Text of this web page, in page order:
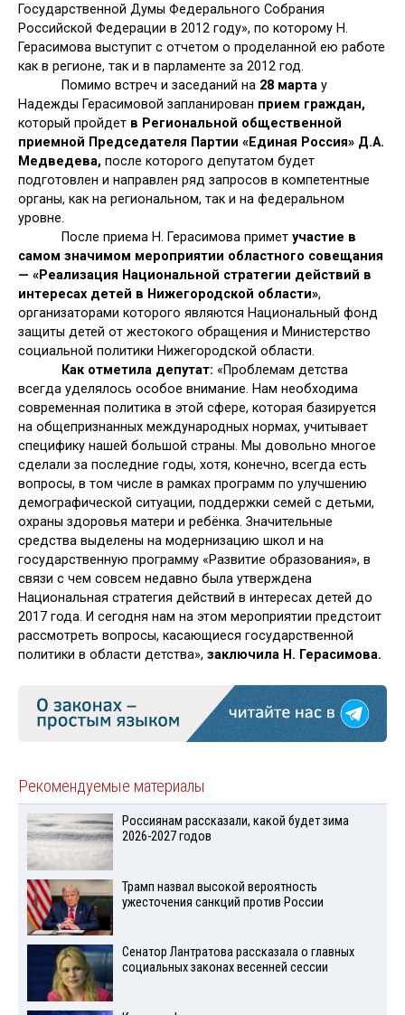
Государственной Думы Федерального Собрания
Российской Федерации в 2012 году», по которому Н.
Герасимова выступит с отчетом о проделанной ею работе
как в регионе, так и в парламенте за 2012 год.
Помимо встреч и заседаний на 28 марта у
Надежды Герасимовой запланирован прием граждан,
который пройдет в Региональной общественной
приемной Председателя Партии «Единая Россия» Д.А.
Медведева, после которого депутатом будет
подготовлен и направлен ряд запросов в компетентные
органы, как на региональном, так и на федеральном
уровне.
После приема Н. Герасимова примет участие в
самом значимом мероприятии областного совещания
— «Реализация Национальной стратегии действий в
интересах детей в Нижегородской области»,
организаторами которого являются Национальный фонд
защиты детей от жестокого обращения и Министерство
социальной политики Нижегородской области.
Как отметила депутат: «Проблемам детства
всегда уделялось особое внимание. Нам необходима
современная политика в этой сфере, которая базируется
на общепризнанных международных нормах, учитывает
специфику нашей большой страны. Мы довольно многое
сделали за последние годы, хотя, конечно, всегда есть
вопросы, в том числе в рамках программ по улучшению
демографической ситуации, поддержки семей с детьми,
охраны здоровья матери и ребёнка. Значительные
средства выделены на модернизацию школ и на
государственную программу «Развитие образования», в
связи с чем совсем недавно была утверждена
Национальная стратегия действий в интересах детей до
2017 года. И сегодня нам на этом мероприятии предстоит
рассмотреть вопросы, касающиеся государственной
политики в области детства», заключила Н. Герасимова.
Рекомендуемые материалы
Россиянам рассказали, какой будет зима
2026-2027 годов
Трамп назвал высокой вероятность
ужесточения санкций против России
Сенатор Лантратова рассказала о главных
социальных законах весенней сессии